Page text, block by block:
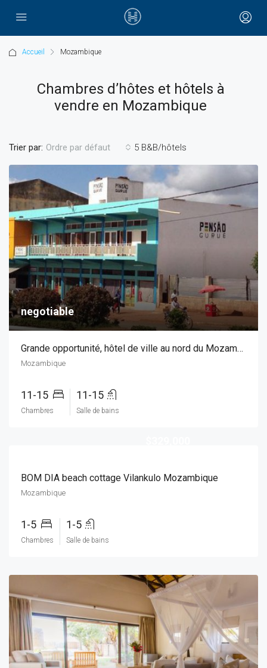
Accueil Mozambique
Chambres d’hôtes et hôtels à
vendre en Mozambique
5 B&B/hôtels
Trier par: Ordre par défaut
negotiable
Grande opportunité, hôtel de ville au nord du Mozambique
Mozambique
11-15
Chambres
11-15
Salle de bains
BOM DIA beach cottage Vilankulo Mozambique
Mozambique
1-5
Chambres
1-5
Salle de bains